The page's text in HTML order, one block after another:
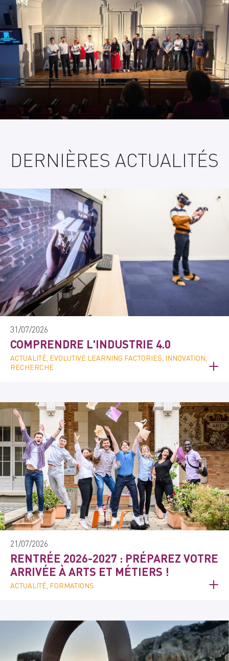
DERNIÈRES ACTUALITÉS
31/07/2026
COMPRENDRE L'INDUSTRIE 4.0
ACTUALITÉ, EVOLUTIVE LEARNING FACTORIES, INNOVATION,
RECHERCHE
21/07/2026
RENTRÉE 2026-2027 : PRÉPAREZ VOTRE
ARRIVÉE À ARTS ET MÉTIERS !
ACTUALITÉ, FORMATIONS